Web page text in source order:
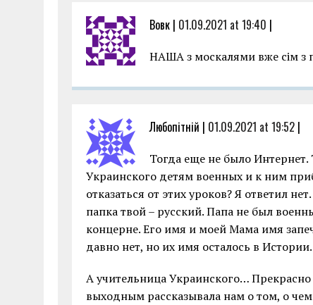
Вовк | 01.09.2021 at 19:40 |
НАША з москалями вже сім з
Любопітній | 01.09.2021 at 19:52 |
Тогда еще не было Интернет.
Украинского детям военных и к ним
отказаться от этих уроков? Я ответил
папка твой – русский. Папа не был
концерне. Его имя и моей Мама имя
давно нет, но их имя осталось в Истории.
А учительница Украинского…
выходным рассказывала нам о том, о